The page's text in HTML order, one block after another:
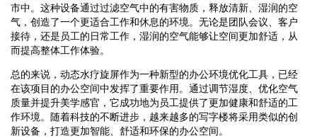
市中。这种设备通过过滤空气中的有害物质，释放清新、湿润的空
气，创造了一个更适合工作和休息的环境。无论是团队会议、客户
接待，还是员工的日常工作，湿润的空气能够让空间更加舒适，从
而提高整体工作体验。
总的来说，动态水疗旋屏作为一种新型的办公环境优化工具，已经
在该项目的办公空间中发挥了重要作用。通过调节湿度、优化空气
质量并提升美学感官，它成功地为员工提供了更加健康和舒适的工
作环境。随着科技的不断进步，越来越多的写字楼将采用类似的创
新设备，打造更加智能、舒适和环保的办公空间。